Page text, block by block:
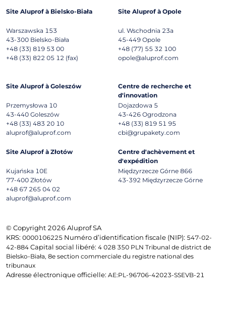
Site Aluprof à Bielsko-Biała
Warszawska 153
43-300 Bielsko-Biała
+48 (33) 819 53 00
+48 (33) 822 05 12 (fax)
Site Aluprof à Opole
ul. Wschodnia 23a
45-449 Opole
+48 (77) 55 32 100
opole@aluprof.com
Site Aluprof à Goleszów
Przemysłowa 10
43-440 Goleszów
+48 (33) 483 20 10
aluprof@aluprof.com
Centre de recherche et
d'innovation
Dojazdowa 5
43-426 Ogrodzona
+48 (33) 819 51 95
cbi@grupakety.com
Site Aluprof à Złotów
Kujańska 10E
77-400 Złotów
+48 67 265 04 02
aluprof@aluprof.com
Centre d'achèvement et
d'expédition
Międzyrzecze Górne 866
43-392 Międzyrzecze Górne
© Copyright 2026 Aluprof SA
KRS: 0000106225 Numéro d’identification fiscale (NIP): 547-02-
42-884 Capital social libéré: 4 028 350 PLN Tribunal de district de
Bielsko-Biała, 8e section commerciale du registre national des
tribunaux
Adresse électronique officielle: AE:PL-96706-42023-SSEVB-21